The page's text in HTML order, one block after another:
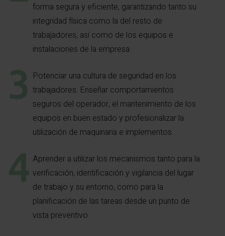
forma segura y eficiente, garantizando tanto su
integridad física como la del resto de
trabajadores, así como de los equipos e
instalaciones de la empresa.
Potenciar una cultura de seguridad en los
trabajadores. Enseñar comportamientos
seguros del operador, el mantenimiento de los
equipos en buen estado y profesionalizar la
utilización de maquinaria e implementos.
Aprender a utilizar los mecanismos tanto para la
verificación, identificación y vigilancia del lugar
de trabajo y su entorno, como para la
planificación de las tareas desde un punto de
vista preventivo.